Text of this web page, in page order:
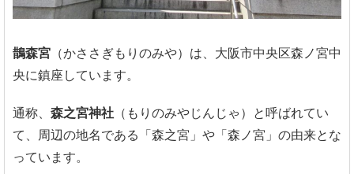
鵲森宮 （かささぎもりのみや）は、大阪市中央区森ノ宮中
央に鎮座しています。
通称、 森之宮神社 （もりのみやじんじゃ）と呼ばれてい
て、周辺の地名である「森之宮」や「森ノ宮」の由来とな
っています。